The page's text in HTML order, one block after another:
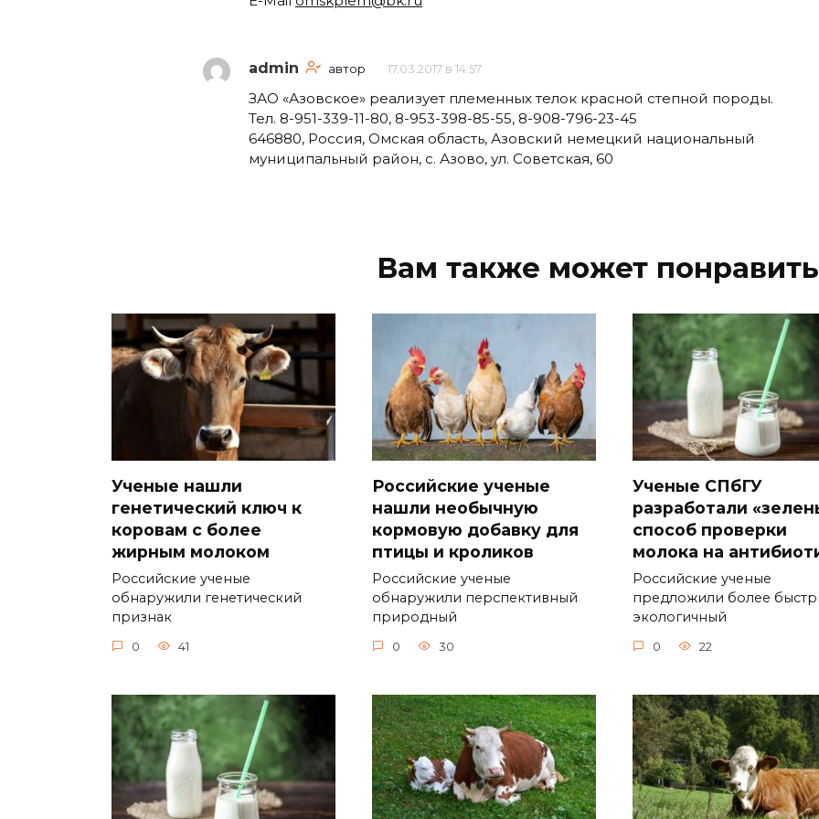
admin автор 17.03.2017 в 14:57
ЗАО «Азовское» реализует племенных телок красной степной породы.
Тел. 8-951-339-11-80, 8-953-398-85-55, 8-908-796-23-45
646880, Россия, Омская область, Азовский немецкий национальный
муниципальный район, с. Азово, ул. Советская, 60
Вам также может
Ученые нашли
генетический ключ к
коровам с более
жирным молоком
Российские ученые
обнаружили генетический
признак
0 41
Российские ученые
нашли необычную
кормовую добавку для
птицы и кроликов
Российские ученые
обнаружили перспективный
природный
0 30
Ученые СПбГУ
разработали
способ проверки
молока на
Российские ученые
предложили более
экологичный
0 22